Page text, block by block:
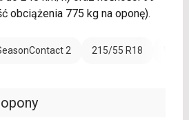
obciążenia 775 kg na oponę).
2 215/55 R18
opony